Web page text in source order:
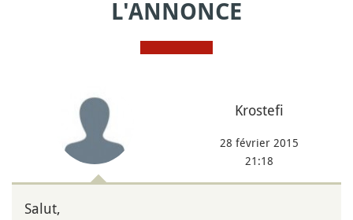
L'ANNONCE
Krostefi
28 février 2015
21:18
Salut,